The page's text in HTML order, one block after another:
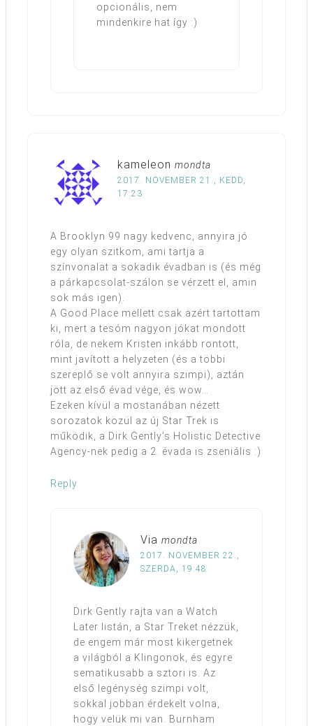
opcionális, nem
mindenkire hat így :)
kameleon mondta
2017. NOVEMBER 21., KEDD,
17:23
A Brooklyn 99 nagy kedvenc, annyira jó
egy olyan szitkom, ami tartja a
színvonalat a sokadik évadban is (és még
a párkapcsolat-szálon se vérzett el, amin
sok más igen).
A Good Place mellett csak azért tartottam
ki, mert a tesóm nagyon jókat mondott
róla, de nekem Kristen inkább rontott,
mint javított a helyzeten (és a többi
szereplő se volt annyira szimpi), aztán
jött az első évad vége, és wow…
Ezeken kívül a mostanában nézett
sorozatok közül az új Star Trek is
működik, a Dirk Gently’s Holistic Detective
Agency-nek pedig a 2. évada is zseniális :)
Reply
Via mondta
2017. NOVEMBER 22.,
SZERDA, 19:48
Dirk Gently rajta van a Watch
Later listán, a Star Treket nézzük,
de engem már most kikergetnek
a világból a Klingonok, és egyre
sematikusabb a sztori is. Az
első legénység szimpi volt,
sokkal jobban érdekelt volna,
hogy velük mi van. Burnham